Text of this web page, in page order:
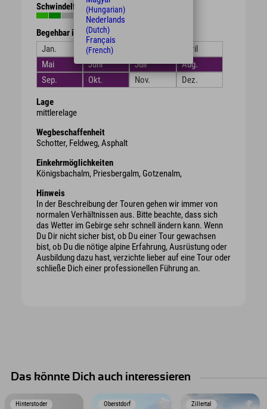
Schwindelfreiheit
Begehbar in den Monaten
Jan.
Feb.
April
Mai
Juni Juli
Aug.
Sep.
Okt. Nov. Dez.
Lage
mittlerelage
Wegbeschaffenheit
Schotter, Feldweg, Asphalt
Einkehrmöglichkeiten
Königsbachalm, Priesbergalm, Gotzenalm,
Hinweis
In der Beschreibung der Touren gehen wir immer von
normalen Verhältnissen aus. Bitte beachte, dass sich
das Wetter im Gebirge sehr schnell ändern kann. Wenn
Du Dir nicht sicher bist, ob Du einer Tour gewachsen
bist, ob Du die nötige alpine Erfahrung, Ausrüstung oder
Ausbildung dazu hast, verzichte lieber auf eine Tour oder
schließe Dich einer professionellen Führung an.
Das könnte Dich auch interessieren
Hinterstoder Oberstdorf Zillertal
(Hungarian)
Nederlands
(Dutch)
Français
(French)